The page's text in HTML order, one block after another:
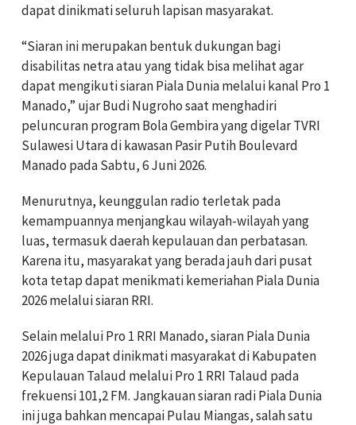
dapat dinikmati seluruh lapisan masyarakat.
“Siaran ini merupakan bentuk dukungan bagi
disabilitas netra atau yang tidak bisa melihat agar
dapat mengikuti siaran Piala Dunia melalui kanal Pro 1
Manado,” ujar Budi Nugroho saat menghadiri
peluncuran program Bola Gembira yang digelar TVRI
Sulawesi Utara di kawasan Pasir Putih Boulevard
Manado pada Sabtu, 6 Juni 2026.
Menurutnya, keunggulan radio terletak pada
kemampuannya menjangkau wilayah-wilayah yang
luas, termasuk daerah kepulauan dan perbatasan.
Karena itu, masyarakat yang berada jauh dari pusat
kota tetap dapat menikmati kemeriahan Piala Dunia
2026 melalui siaran RRI.
Selain melalui Pro 1 RRI Manado, siaran Piala Dunia
2026 juga dapat dinikmati masyarakat di Kabupaten
Kepulauan Talaud melalui Pro 1 RRI Talaud pada
frekuensi 101,2 FM. Jangkauan siaran radi Piala Dunia
ini juga bahkan mencapai Pulau Miangas, salah satu